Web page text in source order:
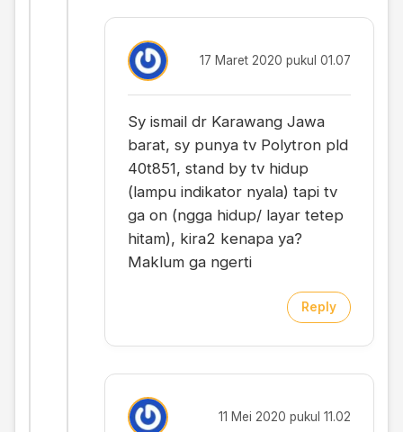
17 Maret 2020 pukul 01.07
Sy ismail dr Karawang Jawa
barat, sy punya tv Polytron pld
40t851, stand by tv hidup
(lampu indikator nyala) tapi tv
ga on (ngga hidup/ layar tetep
hitam), kira2 kenapa ya?
Maklum ga ngerti
Reply
11 Mei 2020 pukul 11.02